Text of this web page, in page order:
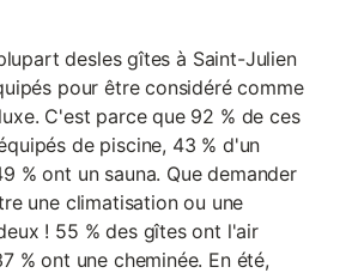
desles gîtes à Saint-Julien
pour être considéré comme
C'est parce que 92 % de ces
de piscine, 43 % d'un
% ont un sauna. Que demander
une climatisation ou une
! 55 % des gîtes ont l'air
% ont une cheminée. En été,